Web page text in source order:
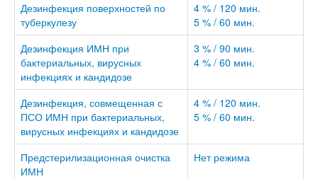
Дезинфекция поверхностей по
туберкулезу
4 % / 120 мин.
5 % / 60 мин.
Дезинфекция ИМН при
бактериальных, вирусных
инфекциях и кандидозе
3 % / 90 мин.
4 % / 60 мин.
Дезинфекция, совмещенная с
ПСО ИМН при бактериальных,
вирусных инфекциях и кандидозе
4 % / 120 мин.
5 % / 60 мин.
Предстерилизационная очистка
ИМН
Нет режима